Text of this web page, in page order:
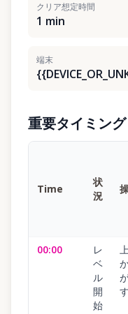
クリア想定時間
1 min
端末
重要タイミン
Time
状
況
00:00
レ
ベ
ル
開
始